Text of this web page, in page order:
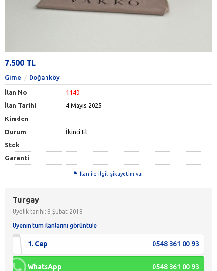
7.500 TL
Girne Doğanköy
İlan No
1140
İlan Tarihi
4 Mayıs 2025
Kimden
Durum
İkinci El
Stok
Garanti
İlan ile ilgili şikayetim var
Turgay
Üyelik tarihi: 8 Şubat 2018
Üyenin tüm ilanlarını görüntüle
1. Cep 0548 861 00 93
WhatsApp 0548 861 00 93